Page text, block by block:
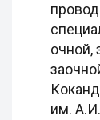
очной,
им.